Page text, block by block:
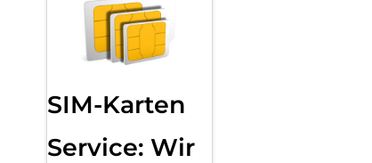
SIM-Karten
Service: Wir